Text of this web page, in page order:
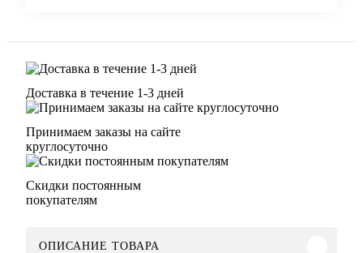
Доставка в течение 1-3 дней
Принимаем заказы на сайте
круглосуточно
Скидки постоянным
покупателям
ОПИСАНИЕ ТОВАРА